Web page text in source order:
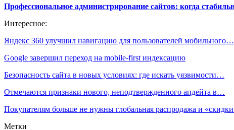
Профессиональное администрирование сайтов: когда
Интересное:
Яндекс 360 улучшил навигацию для пользователей мобильного…
Google завершил переход на mobile‑first индексацию
Безопасность сайта в новых условиях: где искать уязвимости…
Отмечаются признаки нового, неподтвержденного апдейта в…
Покупателям больше не нужны глобальная распродажа и
Метки